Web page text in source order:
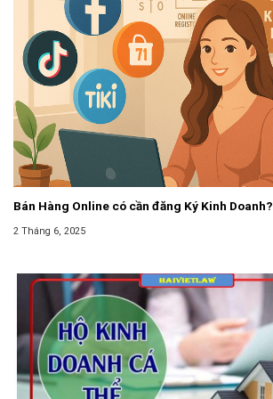
Bán Hàng Online có cần đăng Ký Kinh Doanh?
2 Tháng 6, 2025